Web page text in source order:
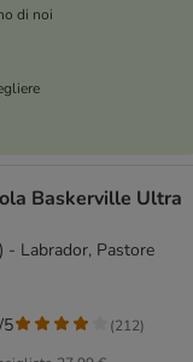
di noi
Baskerville Ultra
- Labrador, Pastore
5 (212)